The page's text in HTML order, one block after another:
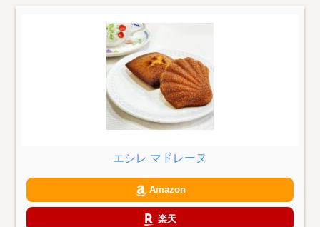
エシレ マドレーヌ
Amazon
楽天